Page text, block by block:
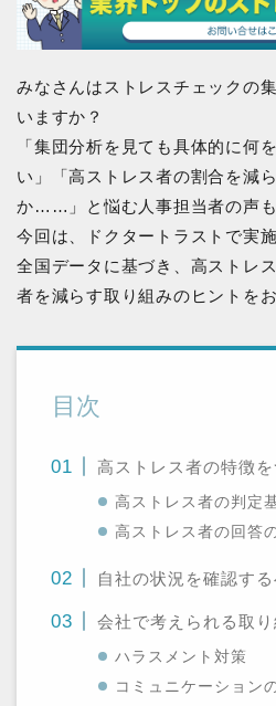
みなさんはストレスチェックの
いますか？
「集団分析を見ても具体的に何
い」「高ストレス者の割合を減
か……」と悩む人事担当者の声も
今回は、ドクタートラストで実
全国データに基づき、高ストレ
者を減らす取り組みのヒントを
目次
高ストレス者の特徴を
高ストレス者の判定
高ストレス者の回答
自社の状況を確認する
会社で考えられる取り
ハラスメント対策
コミュニケーション